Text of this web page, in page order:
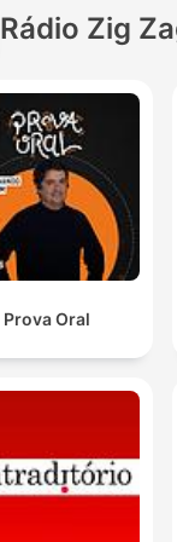
Rádio Zig
Prova Oral